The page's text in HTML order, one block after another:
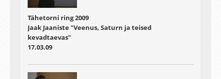
Tähetorni ring 2009
Jaak Jaaniste "Veenus, Saturn ja teised
kevadtaevas"
17.03.09